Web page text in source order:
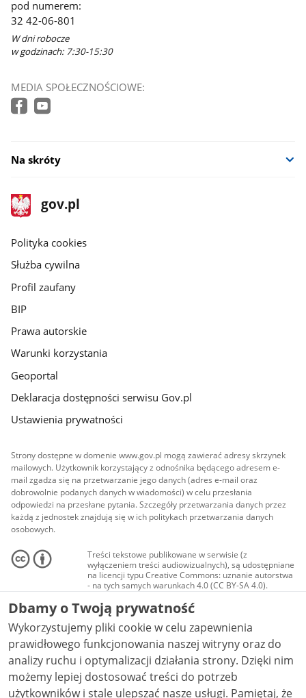
pod numerem:
32 42-06-801
W dni robocze
w godzinach: 7:30-15:30
MEDIA SPOŁECZNOŚCIOWE:
Na skróty
stopka
gov.pl
Strona
gov.pl
gov.pl
Polityka cookies
Służba cywilna
Profil zaufany
BIP
Prawa autorskie
Warunki korzystania
Geoportal
Deklaracja dostępności serwisu Gov.pl
Ustawienia prywatności
Strony dostępne w domenie www.gov.pl mogą zawierać adresy skrzynek
mailowych. Użytkownik korzystający z odnośnika będącego adresem e-
mail zgadza się na przetwarzanie jego danych (adres e-mail oraz
dobrowolnie podanych danych w wiadomości) w celu przesłania
odpowiedzi na przesłane pytania. Szczegóły przetwarzania danych przez
każdą z jednostek znajdują się w ich politykach przetwarzania danych
osobowych.
Treści tekstowe publikowane w serwisie (z
wyłączeniem treści audiowizualnych), są udostępniane
na licencji typu Creative Commons: uznanie autorstwa
- na tych samych warunkach 4.0 (CC BY-SA 4.0).
Materiały audiowizualne, w tym zdjęcia, materiały
audio i wideo, są udostępniane na licencji typu
Creative Commons: uznanie autorstwa użycie
niekomercyjne - bez utworów zależnych 4.0 (CC BY-
NC-ND 4.0), o ile nie jest to stwierdzone inaczej.
Dbamy o Twoją prywatność
Wykorzystujemy pliki cookie w celu zapewnienia
prawidłowego funkcjonowania naszej witryny oraz do
analizy ruchu i optymalizacji działania strony. Dzięki nim
możemy lepiej dostosować treści do potrzeb
użytkowników i stale ulepszać nasze usługi. Pamiętaj, że